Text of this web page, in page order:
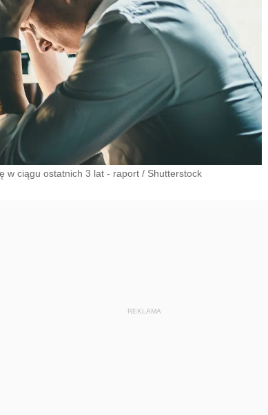
w ciągu ostatnich 3 lat - raport / Shutterstock